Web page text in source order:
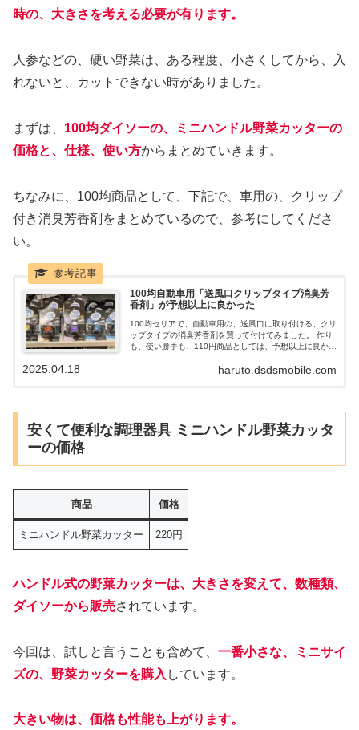
時の、大きさを考える必要が有ります。
人参などの、硬い野菜は、ある程度、小さくしてから、入
れないと、カットできない時がありました。
まずは、 100均ダイソーの、ミニハンドル野菜カッターの
価格と、仕様、使い方からまとめていきます。
ちなみに、100均商品として、下記で、車用の、クリップ
付き消臭芳香剤をまとめているので、参考にしてくださ
い。
100均自動車用「送風口クリップタイプ消臭芳
香剤」が予想以上に良かった
100均セリアで、自動車用の、送風口に取り付ける、クリ
ップタイプの消臭芳香剤を買って付けてみました。 作り
も、使い勝手も、110円商品としては、予想以上に良かっ
ているので、今後、いろいろな香りを使ってみて、No1
haruto.dsdsmobile.com
2025.04.18
安くて便利な調理器具 ミニハンドル野菜カッタ
ーの価格
商品 価格
ミニハンドル野菜カッター 220円
ハンドル式の野菜カッターは、大きさを変えて、数種類、
ダイソーから販売されています。
今回は、試しと言うことも含めて、 一番小さな、ミニサイ
ズの、野菜カッターを購入 しています。
大きい物は、価格も性能も上がります。